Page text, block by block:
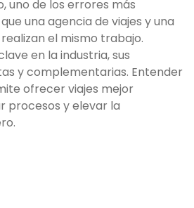
uno de los errores más
una agencia de viajes y una
el mismo trabajo.
en la industria, sus
y complementarias. Entender
ofrecer viajes mejor
procesos y elevar la